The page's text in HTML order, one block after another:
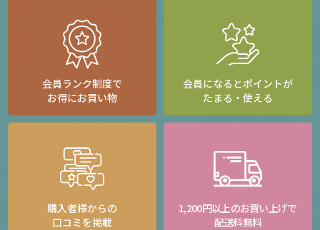
会員ランク制度で
お得にお買い物
会員になるとポイントが
たまる・使える
購入者様からの
口コミを掲載
1,200円以上のお買い上げで
配送料無料